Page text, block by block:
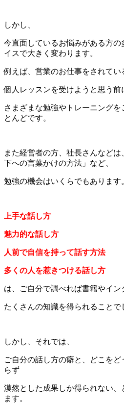
しかし、
今直面しているお悩みがある方
イスで大きく変わります。
例えば、営業のお仕事をされてい
個人レッスンを受けようと思う前
さまざまな勉強やトレーニング
とんどです。
また経営者の方、社長さんなど
下への言葉かけの方法」など、
勉強の機会はいくらでもあります
上手な話し方
魅力的な話し方
人前で自信を持って話す方法
多くの人を惹きつける話し方
は、ご自分で調べれば書籍やイン
たくさんの知識を得られることで
しかし、それでは、
ご自分の話し方の癖と、どこを
らず
漠然とした成果しか得られない
ます。